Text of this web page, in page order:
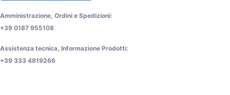
Amministrazione, Ordini e Spedizioni:
+39 0187 955108
Assistenza tecnica, Informazione Prodotti:
+39 333 4819266